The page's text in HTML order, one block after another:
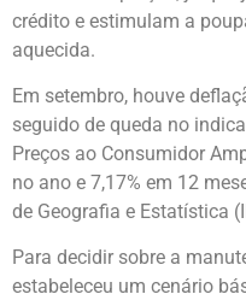
crédito e estimulam a
aquecida.
Em setembro, houve
seguido de queda no
Preços ao Consumidor
no ano e 7,17% em 12
de Geografia e Estatística
Para decidir sobre a
estabeleceu um cenário